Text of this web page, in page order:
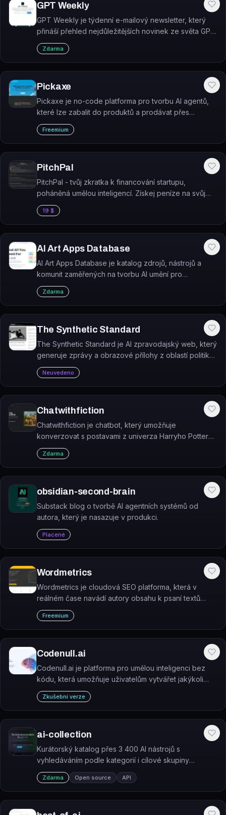
GPT Weekly
GPT Weekly je týdenní e-mailový newsletter, který
přináší přehled nejdůležitějších novinek ze světa GPT
a umělé inteligence.
Zdarma
Pickaxe
Pickaxe je no-code platforma pro tvorbu AI agentů,
které lze zabalit do produktů a prodávat přes
brandované portály s fakturací a správou přístupu.
Freemium
PitchPal
PitchPal - tvůj zkratka k financování startupu,
poháněná umělou inteligencí. Získej peníze na svůj
projekt jednoduše a rychle. S PitchPal už nemusíš
strádat s hledáním investic a zdrojů.
19 $
AI Art Apps Database
AI Art Apps Database je katalog zdrojů, nástrojů a
komunit zaměřených na tvorbu AI umění pro
designéry, umělce a prompt inženýry.
Zdarma
The Synthetic Standard
The Synthetic Standard je AI zpravodajský web, který
generuje zprávy a obrazové přílohy z oblastí politiky,
financí, businessu a dalších témat.
Neuvedeno
Chatwithfiction
Chatwithfiction je chatbot, který umožňuje
konverzovat s postavami z univerza Harryho Pottera
prostřednictvím AI.
Zdarma
obsidian-second-brain
Substack blog o tvorbě AI agentních systémů od
autora, který je nasazuje v produkci.
Placené
Wordmetrics
Wordmetrics je cloudová SEO platforma, která v
reálném čase navádí autory obsahu k psaní textů
optimalizovaných pro vyhledávače pomocí
sémantické analýzy a AI.
Freemium
Codenull.ai
Codenull.ai je platforma pro umělou inteligenci bez
kódu, která umožňuje uživatelům vytvářet jakýkoli
model AI bez psaní jediného řádku kódu.
Zkušební verze
ai-collection
Kurátorský katalog přes 3 400 AI nástrojů s
vyhledáváním podle kategorií i cílové skupiny
(vývojáři, designéři, marketéři).
Zdarma Open source API